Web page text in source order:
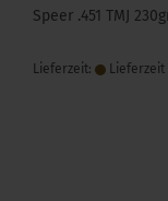
Speer .451 TMJ
Lieferzeit: